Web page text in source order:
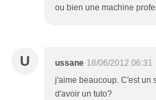
ou bien une machine
U ussane 18/06/2012 06:31
j'aime beaucoup. C'est un
d'avoir un tuto?